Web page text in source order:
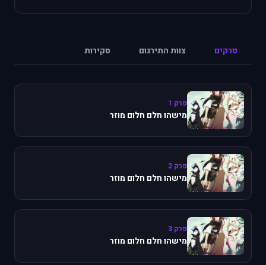
פרקים צוות התירגום סקירות
פרק 1
מישהו חלם חלום מוזר
פרק 2
מישהו חלם חלום מוזר
פרק 3
מישהו חלם חלום מוזר